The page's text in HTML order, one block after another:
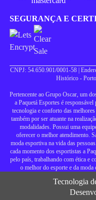
SEGURANÇA E
CNPJ: 54.650.901/0001-58 |
Histórico -
Pertencente ao Grupo Oscar, um
a Paquetá Esportes é
tecnologia e conforto das
também por ser atuante na
modalidades. Possui uma
oferecer o melhor atendimento.
moda esportiva na vida das
cada momento dos esportistas a
pelo país, trabalhando com ética e
o melhor do esporte e da
Tecnologia